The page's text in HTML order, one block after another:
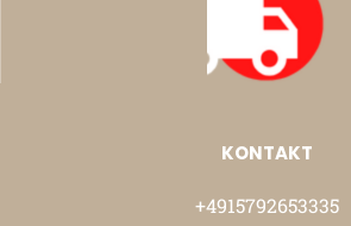
KONTAKT
+4915792653335